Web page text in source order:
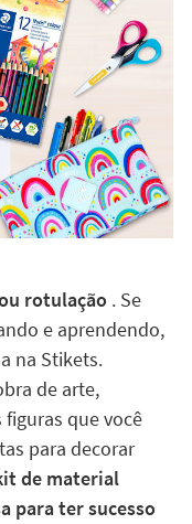
rotulação. Se
e aprendendo,
na Stikets.
de arte,
que você
para decorar
de material
para ter sucesso